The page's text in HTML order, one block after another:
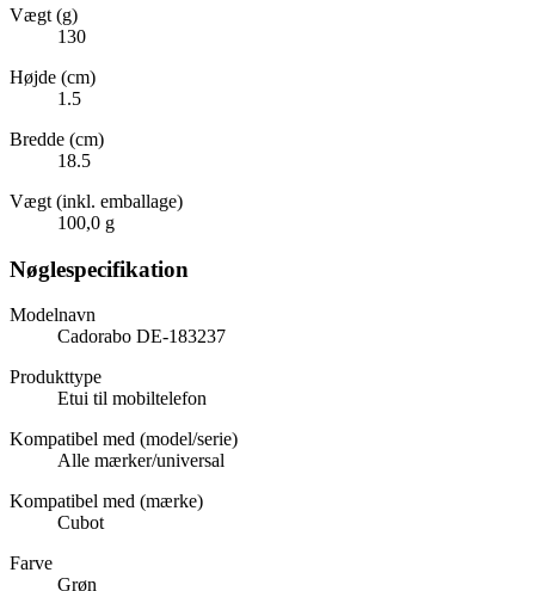
Vægt (g)
130
Højde (cm)
1.5
Bredde (cm)
18.5
Vægt (inkl. emballage)
100,0 g
Nøglespecifikation
Modelnavn
Cadorabo DE-183237
Produkttype
Etui til mobiltelefon
Kompatibel med (model/serie)
Alle mærker/universal
Kompatibel med (mærke)
Cubot
Farve
Grøn